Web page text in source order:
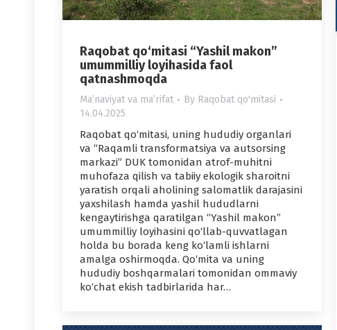
Raqobat qo‘mitasi “Yashil makon”
umummilliy loyihasida faol
qatnashmoqda
Maʼnaviyat va maʼrifat By Raqobat qo'mitasi
14.04.2025
Raqobat qo‘mitasi, uning hududiy organlari
va “Raqamli transformatsiya va autsorsing
markazi” DUK tomonidan atrof-muhitni
muhofaza qilish va tabiiy ekologik sharoitni
yaratish orqali aholining salomatlik darajasini
yaxshilash hamda yashil hududlarni
kengaytirishga qaratilgan “Yashil makon”
umummilliy loyihasini qo‘llab-quvvatlagan
holda bu borada keng ko‘lamli ishlarni
amalga oshirmoqda. Qo‘mita va uning
hududiy boshqarmalari tomonidan ommaviy
ko‘chat ekish tadbirlarida har…